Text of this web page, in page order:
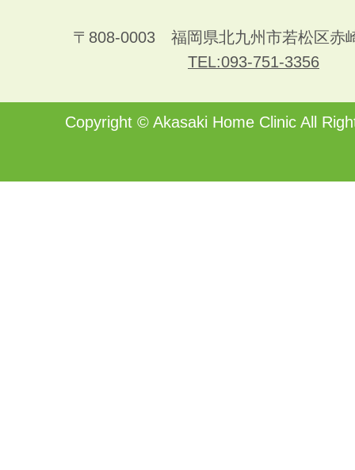
〒808-0003 福岡県北九州市若松区赤
TEL:093-751-3356
Copyright © Akasaki Home ClinicAll